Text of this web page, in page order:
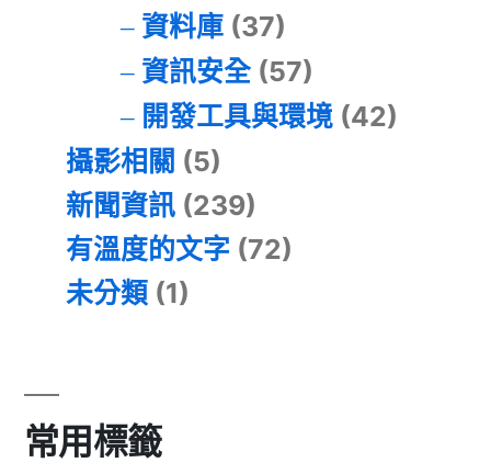
資料庫(37)
資訊安全(57)
開發工具與環境(42)
攝影相關 (5)
新聞資訊 (239)
有溫度的文字 (72)
未分類 (1)
常用標籤